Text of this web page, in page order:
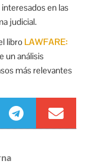
en las
judicial.
libro LAWFARE:
un análisis
más relevantes